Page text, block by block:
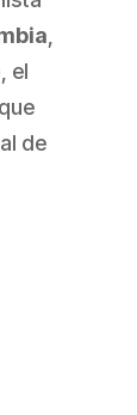
,
el
de